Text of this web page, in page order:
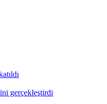
gerçekleştirdi